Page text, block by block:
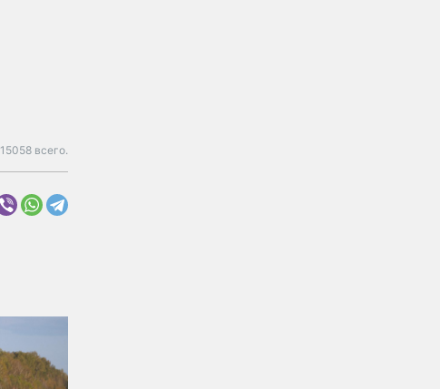
15058 всего.